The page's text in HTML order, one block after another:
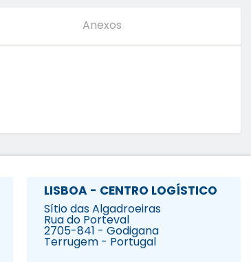
Anexos
LISBOA - CENTRO LOGÍSTICO
Sítio das Algadroeiras
Rua do Porteval
2705-841 - Godigana
Terrugem - Portugal